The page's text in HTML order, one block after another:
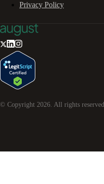
Privacy Policy
© Copyright 2026 . All rights reserved.